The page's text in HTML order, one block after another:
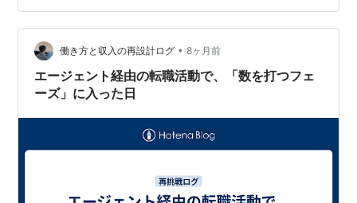
す。 なので私は、できるだけ仕事の案件管理みたいに扱
うようにしています。 どの職種カテゴリで応募したか ど
の媒体経由か（求人サ…
働き方と収入の再設計ログ • 8ヶ月前
エージェント経由の転職活動で、「数を打つフェ
ーズ」に入った日